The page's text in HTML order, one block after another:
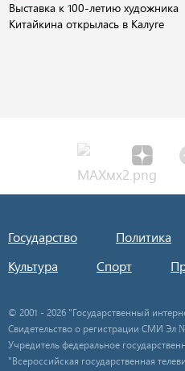
Выставка к 100-летию художника
Китайкина открылась в Калуге
Государство Политика
Культура
Спорт
© 2001 - 2026 "Государственный
Свидетельство о регистрации СМИ Эл
Учредитель федеральное
"Всероссийская государственная